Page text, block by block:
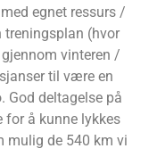
egnet ressurs /
treningsplan (hvor
vinteren /
til være en
God deltagelse på
for å kunne lykkes
mulig de 540 km vi